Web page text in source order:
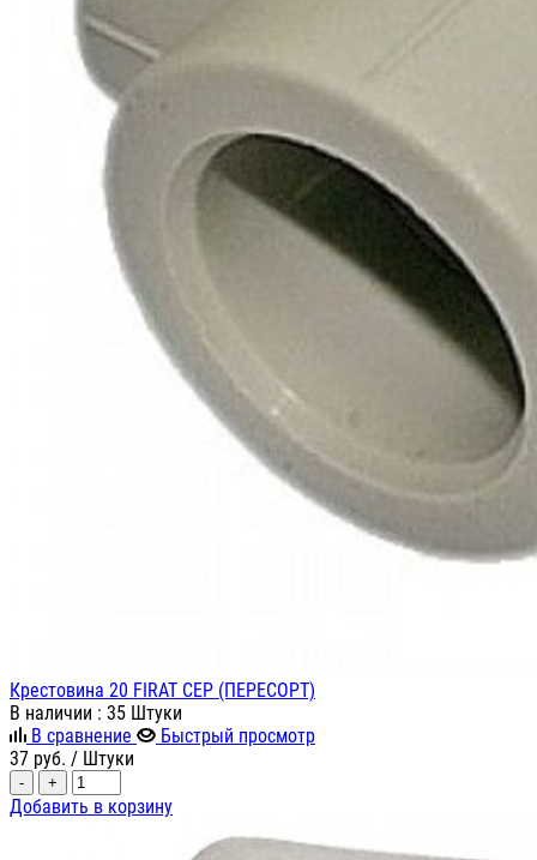
Крестовина 20 FIRAT СЕР (ПЕРЕСОРТ)
В наличии : 35 Штуки
В сравнение
Быстрый просмотр
37 руб. / Штуки
- +
Добавить в корзину